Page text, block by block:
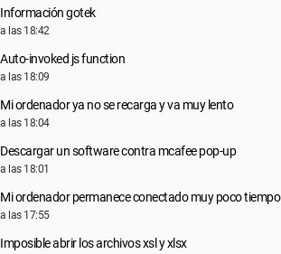
Información gotek
a las 18:42
Auto-invoked js function
a las 18:09
Mi ordenador ya no se recarga y va muy lento
a las 18:04
Descargar un software contra mcafee pop-up
a las 18:01
Mi ordenador permanece conectado muy poco tiempo
a las 17:55
Imposible abrir los archivos xsl y xlsx